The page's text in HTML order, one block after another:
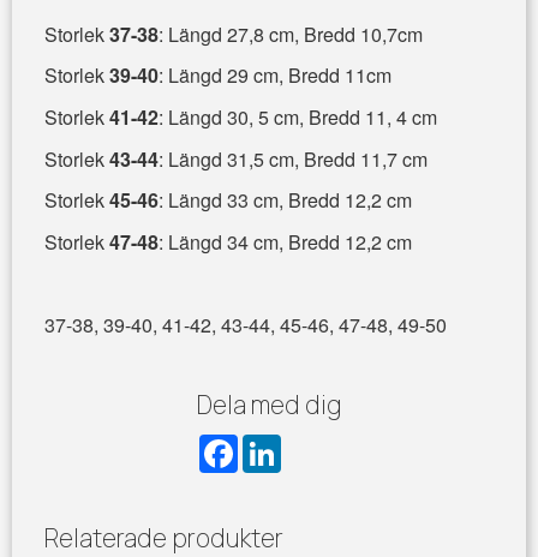
Storlek37-38: Längd 27,8 cm, Bredd 10,7cm
Storlek39-40: Längd 29 cm, Bredd 11cm
Storlek41-42: Längd 30, 5 cm, Bredd 11, 4 cm
Storlek43-44: Längd 31,5 cm, Bredd 11,7 cm
Storlek45-46: Längd 33 cm, Bredd 12,2 cm
Storlek47-48: Längd 34 cm, Bredd 12,2 cm
37-38, 39-40, 41-42, 43-44, 45-46, 47-48, 49-50
Dela med dig
F
a
c
o d
Relaterade produkter